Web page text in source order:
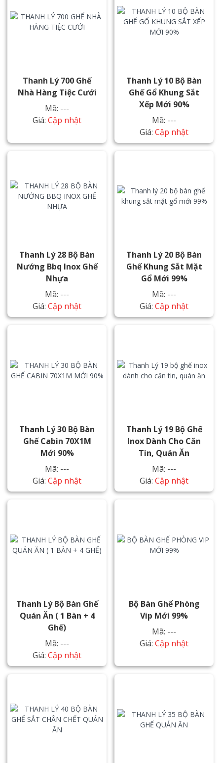
Thanh Lý 700 Ghế
Nhà Hàng Tiệc Cưới
Mã: ---
Giá: Cập nhật
Thanh Lý 10 Bộ Bàn
Ghế Gổ Khung Sắt
Xếp Mới 90%
Mã: ---
Giá: Cập nhật
Thanh Lý 28 Bộ Bàn
Nướng Bbq Inox Ghế
Nhựa
Mã: ---
Giá: Cập nhật
Thanh Lý 20 Bộ Bàn
Ghế Khung Sắt Mặt
Gổ Mới 99%
Mã: ---
Giá: Cập nhật
Thanh Lý 30 Bộ Bàn
Ghế Cabin 70X1M
Mới 90%
Mã: ---
Giá: Cập nhật
Thanh Lý 19 Bộ Ghế
Inox Dành Cho Căn
Tin, Quán Ăn
Mã: ---
Giá: Cập nhật
Thanh Lý Bộ Bàn Ghế
Quán Ăn ( 1 Bàn + 4
Ghế)
Mã: ---
Giá: Cập nhật
Bộ Bàn Ghế Phòng
Vip Mới 99%
Mã: ---
Giá: Cập nhật